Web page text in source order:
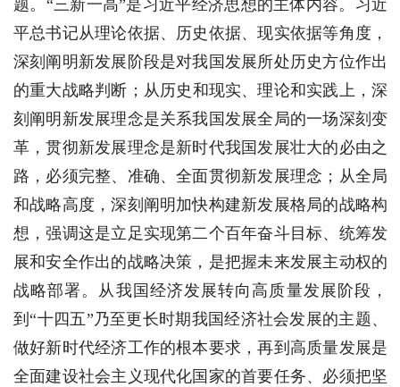
题。“三新一高”是习近平经济思想的主体内容。习近
平总书记从理论依据、历史依据、现实依据等角度，
深刻阐明新发展阶段是对我国发展所处历史方位作出
的重大战略判断；从历史和现实、理论和实践上，深
刻阐明新发展理念是关系我国发展全局的一场深刻变
革，贯彻新发展理念是新时代我国发展壮大的必由之
路，必须完整、准确、全面贯彻新发展理念；从全局
和战略高度，深刻阐明加快构建新发展格局的战略构
想，强调这是立足实现第二个百年奋斗目标、统筹发
展和安全作出的战略决策，是把握未来发展主动权的
战略部署。从我国经济发展转向高质量发展阶段，
到“十四五”乃至更长时期我国经济社会发展的主题、
做好新时代经济工作的根本要求，再到高质量发展是
全面建设社会主义现代化国家的首要任务、必须把坚